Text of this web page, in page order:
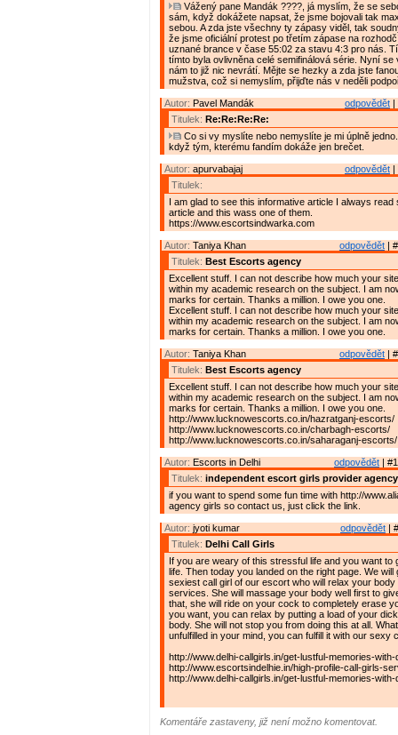
Vážený pane Mandák ????, já myslím, že se
sám, když dokážete napsat, že jsme bojovali tak
sebou. A zda jste všechny ty zápasy viděl, tak
že jsme oficiální protest po třetím zápase na
uznané brance v čase 55:02 za stavu 4:3 pro nás.
tímto byla ovlivněna celé semifinálová série. Nyní
nám to již nic nevrátí. Mějte se hezky a zda jste
mužstva, což si nemyslím, přijďte nás v neděli
odpovědět |
Autor: Pavel Mandák
Titulek: Re:Re:Re:Re:
Co si vy myslíte nebo nemyslíte je mi úplně
když tým, kterému fandím dokáže jen brečet.
odpovědět |
Autor: apurvabajaj
Titulek:
I am glad to see this informative article I always read
article and this wass one of them.
https://www.escortsindwarka.com
odpovědět |
Autor: Taniya Khan
Titulek: Best Escorts agency
Excellent stuff. I can not describe how much your
within my academic research on the subject. I am
marks for certain. Thanks a million. I owe you one.
Excellent stuff. I can not describe how much your
within my academic research on the subject. I am
marks for certain. Thanks a million. I owe you one.
odpovědět |
Autor: Taniya Khan
Titulek: Best Escorts agency
Excellent stuff. I can not describe how much your
within my academic research on the subject. I am
marks for certain. Thanks a million. I owe you one.
http://www.lucknowescorts.co.in/hazratganj-escorts/
http://www.lucknowescorts.co.in/charbagh-escorts/
http://www.lucknowescorts.co.in/saharaganj-escorts/
odpovědět |
Autor: Escorts in Delhi
Titulek: independent escort girls provider agency
if you want to spend some fun time with http://
agency girls so contact us, just click the link.
odpovědět |
Autor: jyoti kumar
Titulek: Delhi Call Girls
If you are weary of this stressful life and you want to
life. Then today you landed on the right page. We will
sexiest call girl of our escort who will relax your body
services. She will massage your body well first to
that, she will ride on your cock to completely erase
you want, you can relax by putting a load of your
body. She will not stop you from doing this at all.
unfulfilled in your mind, you can fulfill it with our sexy
http://www.delhi-callgirls.in/get-lustful-memories-with-
http://www.escortsindelhie.in/high-profile-call-girls-
http://www.delhi-callgirls.in/get-lustful-memories-with-
Komentáře zastaveny, již není možno komentovat.